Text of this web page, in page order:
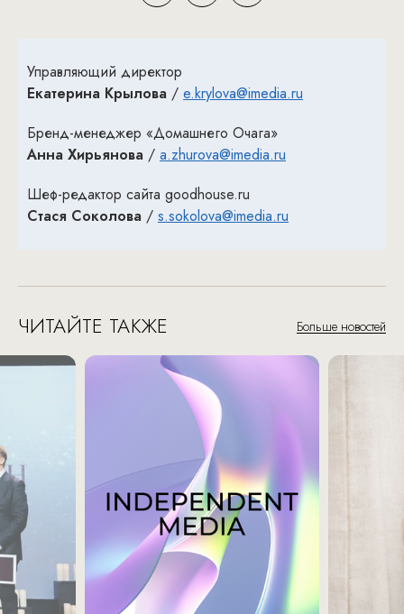
Управляющий директор
Екатерина Крылова / e.krylova@imedia.ru
Бренд-менеджер «Домашнего Очага»
Анна Хирьянова / a.zhurova@imedia.ru
Шеф-редактор сайта goodhouse.ru
Стася Соколова / s.sokolova@imedia.ru
ЧИТАЙТЕ ТАКЖЕ Больше новостей